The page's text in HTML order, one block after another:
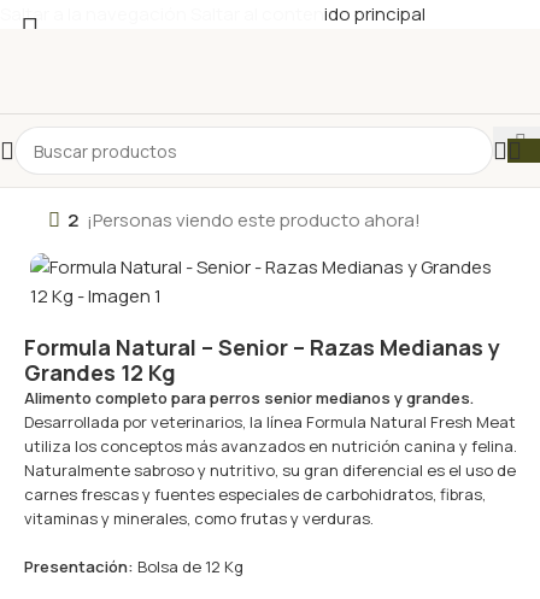
Saltar a la navegación Saltar al contenido principal
2 ¡Personas viendo este producto ahora!
Formula Natural – Senior – Razas Medianas y
Grandes 12 Kg
Alimento completo para perros senior medianos y grandes.
Desarrollada por veterinarios, la línea Formula Natural Fresh Meat
utiliza los conceptos más avanzados en nutrición canina y felina.
Naturalmente sabroso y nutritivo, su gran diferencial es el uso de
carnes frescas y fuentes especiales de carbohidratos, fibras,
vitaminas y minerales, como frutas y verduras.
Presentación: Bolsa de 12 Kg